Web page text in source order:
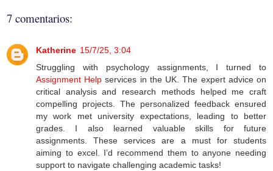
7 comentarios:
Katherine 15/7/25, 3:04
Struggling with psychology assignments, I turned to
Assignment Help services in the UK. The expert advice on
critical analysis and research methods helped me craft
compelling projects. The personalized feedback ensured
my work met university expectations, leading to better
grades. I also learned valuable skills for future
assignments. These services are a must for students
aiming to excel. I’d recommend them to anyone needing
support to navigate challenging academic tasks!